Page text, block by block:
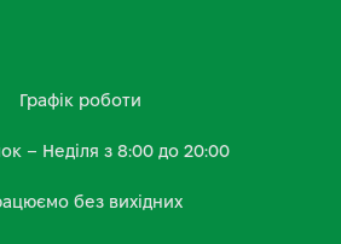
Графік роботи
– Неділя з 8:00 до 20:00
без вихідних